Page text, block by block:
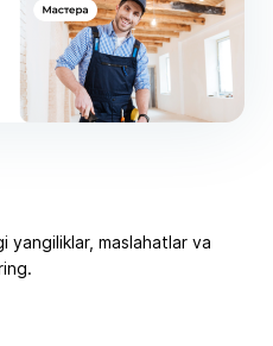
yangiliklar, maslahatlar va